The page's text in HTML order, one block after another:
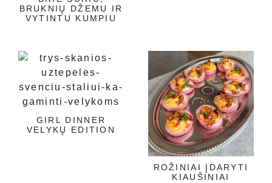
BRUKNIŲ DŽEMU IR
VYTINTU KUMPIU
GIRL DINNER
VELYKŲ EDITION
ROŽINIAI ĮDARYTI
KIAUŠINIAI